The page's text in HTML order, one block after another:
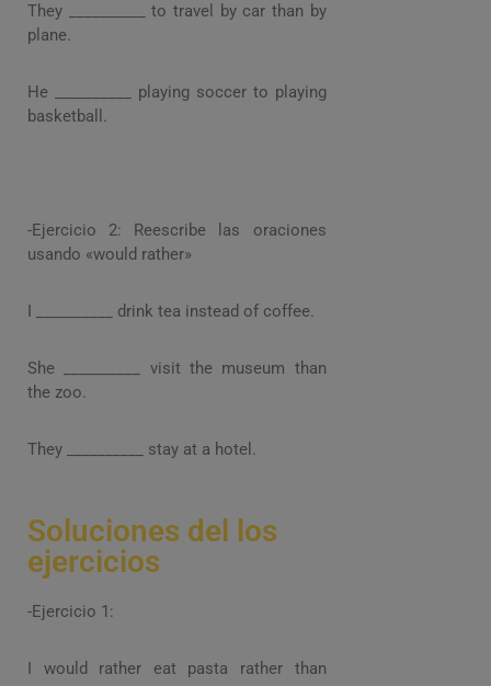
They __________ to travel by car than by
plane.
He __________ playing soccer to playing
basketball.
-Ejercicio 2: Reescribe las oraciones
usando «would rather»
I __________ drink tea instead of coffee.
She __________ visit the museum than
the zoo.
They __________ stay at a hotel.
Soluciones del los
ejercicios
-Ejercicio 1:
I would rather eat pasta rather than